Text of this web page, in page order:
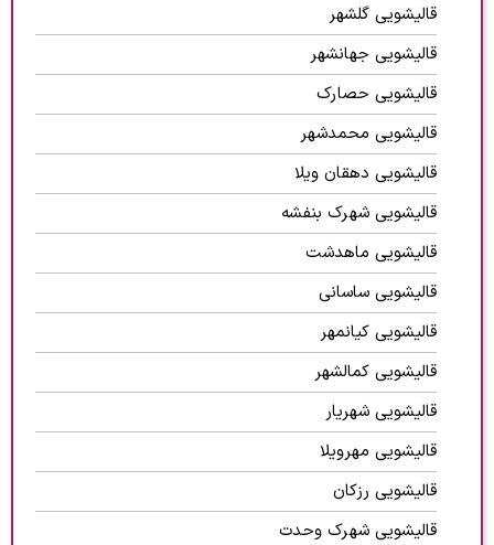
قالیشویی گلشهر
قالیشویی جهانشهر
قالیشویی حصارک
قالیشویی محمدشهر
قالیشویی دهقان ویلا
قالیشویی شهرک بنفشه
قالیشویی ماهدشت
قالیشویی ساسانی
قالیشویی کیانمهر
قالیشویی کمالشهر
قالیشویی شهریار
قالیشویی مهرویلا
قالیشویی رزکان
قالیشویی شهرک وحدت